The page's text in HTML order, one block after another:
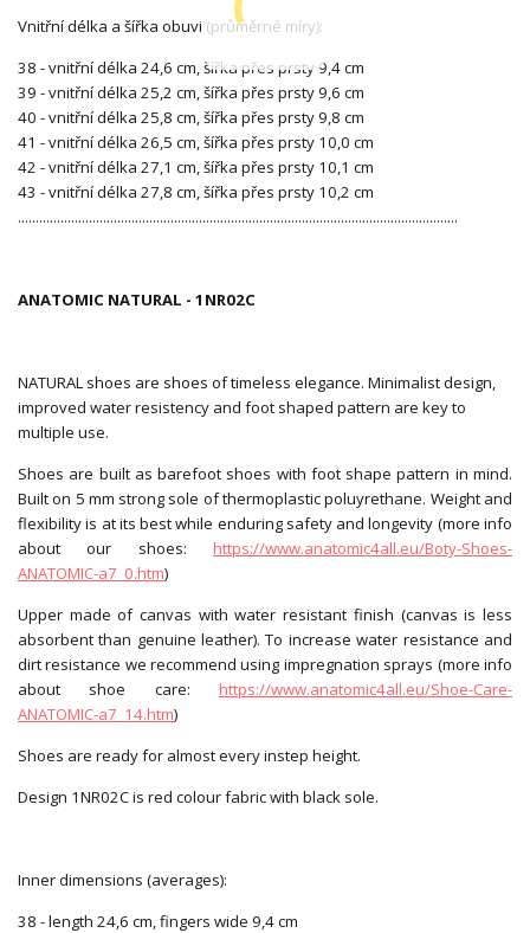
Vnitřní délka a šířka obuvi (průměrné míry):
38 - vnitřní délka 24,6 cm, šířka přes prsty 9,4 cm
39 - vnitřní délka 25,2 cm, šířka přes prsty 9,6 cm
40 - vnitřní délka 25,8 cm, šířka přes prsty 9,8 cm
41 - vnitřní délka 26,5 cm, šířka přes prsty 10,0 cm
42 - vnitřní délka 27,1 cm, šířka přes prsty 10,1 cm
43 - vnitřní délka 27,8 cm, šířka přes prsty 10,2 cm
............................................................................................................................
ANATOMIC NATURAL - 1NR02C
NATURAL shoes are shoes of timeless elegance. Minimalist design,
improved water resistency and foot shaped pattern are key to
multiple use.
Shoes are built as barefoot shoes with foot shape pattern in mind.
Built on 5 mm strong sole of thermoplastic poluyrethane. Weight and
flexibility is at its best while enduring safety and longevity (more info
about our shoes: https://www.anatomic4all.eu/Boty-Shoes-
ANATOMIC-a7_0.htm)
Upper made of canvas with water resistant finish (canvas is less
absorbent than genuine leather). To increase water resistance and
dirt resistance we recommend using impregnation sprays (more info
about shoe care: https://www.anatomic4all.eu/Shoe-Care-
ANATOMIC-a7_14.htm)
Shoes are ready for almost every instep height.
Design 1NR02C is red colour fabric with black sole.
Inner dimensions (averages):
38 - length 24,6 cm, fingers wide 9,4 cm